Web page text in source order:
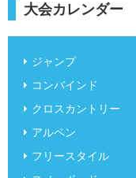
大会カレンダー
ジャンプ
コンバインド
クロスカントリー
アルペン
フリースタイル